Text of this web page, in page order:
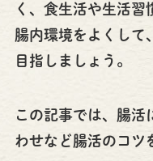
く、食生活や生活習
腸内環境をよくして
目指しましょう。
この記事では、腸活
わせなど腸活のコツ